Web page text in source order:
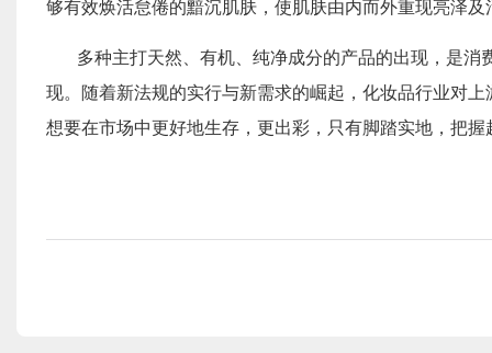
够有效焕活怠倦的黯沉肌肤，使肌肤由内而外重现亮泽
多种主打天然、有机、纯净成分的产品的出现，是
现。随着新法规的实行与新需求的崛起，化妆品行业对
想要在市场中更好地生存，更出彩，只有脚踏实地，把